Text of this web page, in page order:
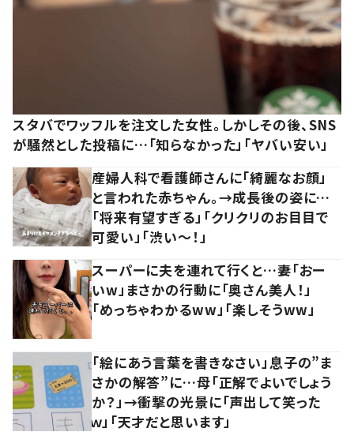
スタバでワッフルを注文した女性。しかしその後、SNS
が騒然とした投稿に…「知らなかった」「ヤバい安い」
産婦人科で看護師さんに「綺麗なお顔」
と言われた赤ちゃん。→成長後の姿に…
「将来有望すぎる」「クリクリのお目目で
可愛い」「渋い～！」
スーパーに夫を連れて行くと…妻「おー
いw」まさかの行動に「奥さん美人！」
「めっちゃわかるww」「楽しそうww」
「絵にあう言葉を書きなさい」息子の”ま
さかの解答”に…母「正解でよいでしょう
か？」→衝撃の光景に「声出して笑った
ｗ」「天才だと思います」